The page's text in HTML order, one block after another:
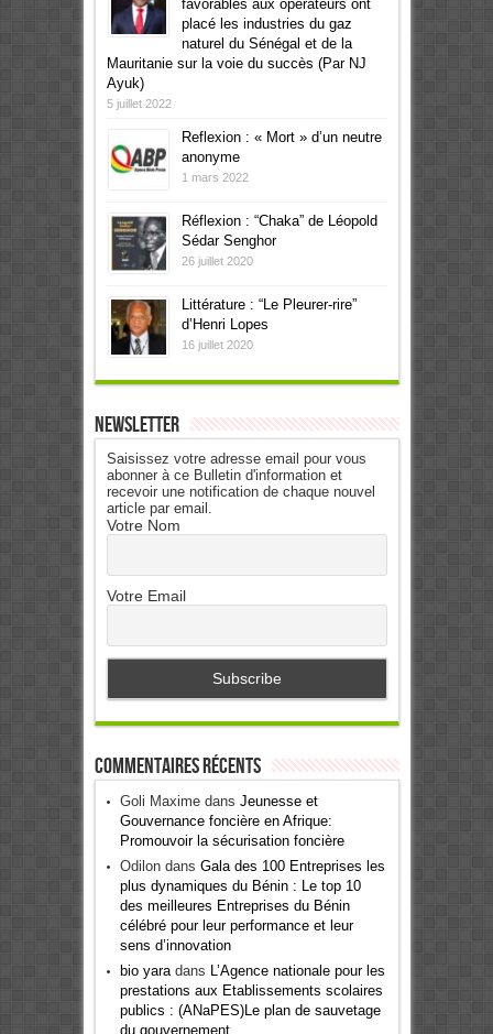
favorables aux opérateurs ont
placé les industries du gaz
naturel du Sénégal et de la
Mauritanie sur la voie du succès (Par NJ
Ayuk)
5 juillet 2022
Reflexion : « Mort » d’un neutre
anonyme
1 mars 2022
Réflexion : “Chaka” de Léopold
Sédar Senghor
26 juillet 2020
Littérature : “Le Pleurer-rire”
d’Henri Lopes
16 juillet 2020
Newsletter
Saisissez votre adresse email pour vous
abonner à ce Bulletin d'information et
recevoir une notification de chaque nouvel
article par email.
Votre Nom
Votre Email
Commentaires récents
Goli Maximedans Jeunesse et
Gouvernance foncière en Afrique:
Promouvoir la sécurisation foncière
Odilondans Gala des 100 Entreprises les
plus dynamiques du Bénin : Le top 10
des meilleures Entreprises du Bénin
célébré pour leur performance et leur
sens d’innovation
bio yaradans
L’Agence nationale pour les
prestations aux Etablissements scolaires
publics : (ANaPES)Le plan de sauvetage
du gouvernement